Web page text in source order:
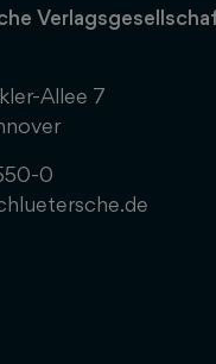
Allee 7
0